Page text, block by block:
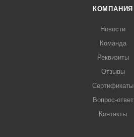
КОМПАНИЯ
Новости
Команда
Реквизиты
Отзывы
Сертификаты
Вопрос-ответ
Контакты